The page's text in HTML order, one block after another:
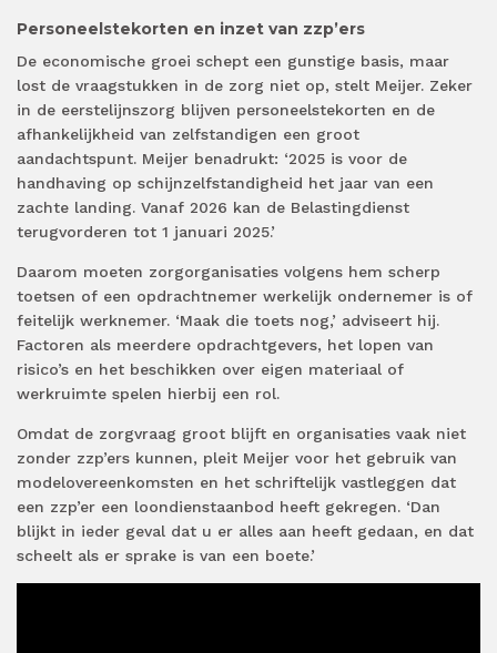
Personeelstekorten en inzet van zzp’ers
De economische groei schept een gunstige basis, maar
lost de vraagstukken in de zorg niet op, stelt Meijer. Zeker
in de eerstelijnszorg blijven personeelstekorten en de
afhankelijkheid van zelfstandigen een groot
aandachtspunt. Meijer benadrukt: ‘2025 is voor de
handhaving op schijnzelfstandigheid het jaar van een
zachte landing. Vanaf 2026 kan de Belastingdienst
terugvorderen tot 1 januari 2025.’
Daarom moeten zorgorganisaties volgens hem scherp
toetsen of een opdrachtnemer werkelijk ondernemer is of
feitelijk werknemer. ‘Maak die toets nog,’ adviseert hij.
Factoren als meerdere opdrachtgevers, het lopen van
risico’s en het beschikken over eigen materiaal of
werkruimte spelen hierbij een rol.
Omdat de zorgvraag groot blijft en organisaties vaak niet
zonder zzp’ers kunnen, pleit Meijer voor het gebruik van
modelovereenkomsten en het schriftelijk vastleggen dat
een zzp’er een loondienstaanbod heeft gekregen. ‘Dan
blijkt in ieder geval dat u er alles aan heeft gedaan, en dat
scheelt als er sprake is van een boete.’